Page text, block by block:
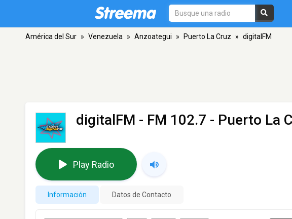
América del Sur » Venezuela » Anzoategui » Puerto La Cruz » digitalFM
digitalFM - FM 102.7 - Puerto La
Play Radio
Información Datos de Contacto